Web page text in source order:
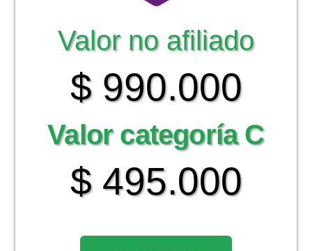
Valor no afiliado
$ 990.000
Valor categoría C
$ 495.000